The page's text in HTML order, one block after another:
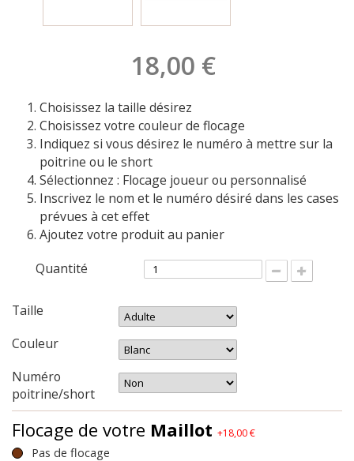
18,00 €
Choisissez la taille désirez
Choisissez votre couleur de flocage
Indiquez si vous désirez le numéro à mettre sur la
poitrine ou le short
Sélectionnez : Flocage joueur ou personnalisé
Inscrivez le nom et le numéro désiré dans les cases
prévues à cet effet
Ajoutez votre produit au panier
Quantité
Taille
Couleur
Numéro
poitrine/short
Flocage de votre Maillot +18,00 €
Pas de flocage